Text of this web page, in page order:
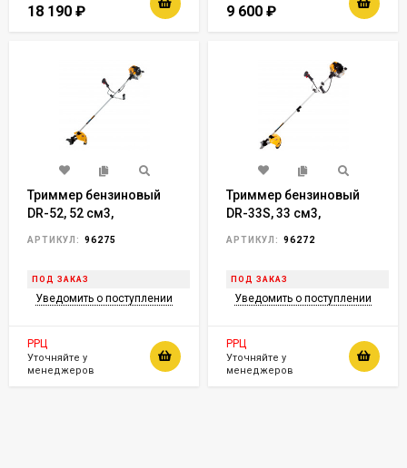
18 190 ₽ 9 600 ₽
Триммер бензиновый
DR-52, 52 см3,
АРТИКУЛ: 96275
ПОД ЗАКАЗ
Уведомить о поступлении
РРЦ
Уточняйте у
менеджеров
Триммер бензиновый
DR-33S, 33 см3,
АРТИКУЛ: 96272
ПОД ЗАКАЗ
Уведомить о поступлении
РРЦ
Уточняйте у
менеджеров